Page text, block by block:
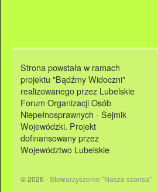
Strona powstała w ramach
projektu "Bądźmy Widoczni"
realizowanego przez Lubelskie
Forum Organizacji Osób
Niepełnosprawnych - Sejmik
Wojewódzki. Projekt
dofinansowany przez
Województwo Lubelskie
© 2026 -Stowarzyszenie "Nasza szansa"